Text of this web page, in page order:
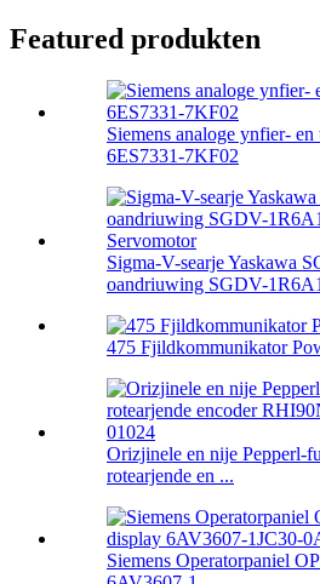
Featured produkten
Siemens analoge ynfier-
6ES7331-7KF02
Sigma-V-searje Yaskawa
oandriuwing SGDV-
475 Fjildkommunikator
Orizjinele en nije Pepperl-
rotearjende en ...
Siemens Operatorpaniel